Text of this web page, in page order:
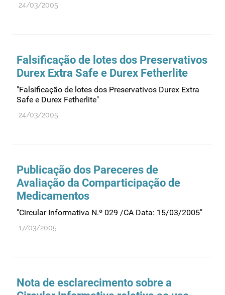
Produtos fronteira
Reações adversas
Recursos humanos
Registo
Taxas
Tecnologias da saúde
Utilização
Vigilância de cosméticos
24/03/2005
Falsificação de lotes dos Preservativos
Durex Extra Safe e Durex Fetherlite
"Falsificação de lotes dos Preservativos Durex Extra
Safe e Durex Fetherlite"
24/03/2005
Publicação dos Pareceres de
Avaliação da Comparticipação de
Medicamentos
"Circular Informativa N.º 029 /CA Data: 15/03/2005"
17/03/2005
Nota de esclarecimento sobre a